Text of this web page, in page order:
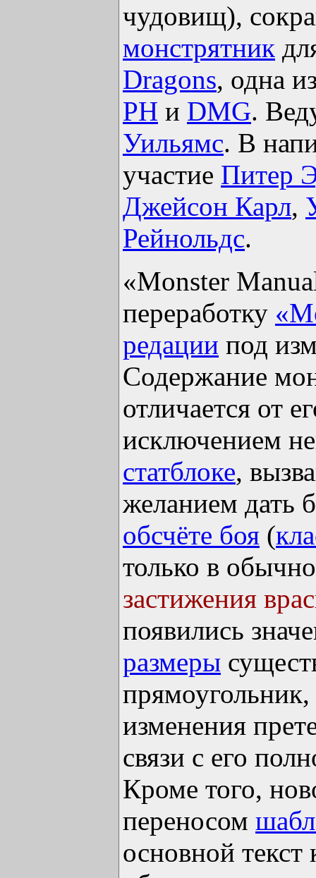
чудовищ),
монстрятник
Dragons, одна
PH и DMG.
Уильямс. В
участие Питер
Джейсон Карл,
Рейнольдс.
«Monster
переработку
редации под
Содержание
отличается от
исключением
статблоке,
желанием дать
обсчёте боя (
только в
застижения
появились
размеры
прямоугольник,
изменения
связи с его
Кроме того,
переносом
основной текст